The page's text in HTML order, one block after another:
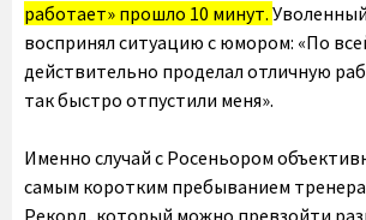
работает» прошло 10 минут.
воспринял ситуацию с юмором: «По
действительно проделал отличную
так быстро отпустили меня».
Именно случай с Росеньором
самым коротким пребыванием
Рекорд, который можно превзойти